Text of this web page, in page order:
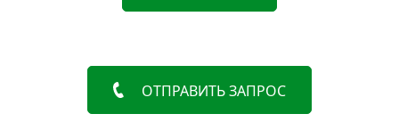
ОТПРАВИТЬ ЗАПРОС